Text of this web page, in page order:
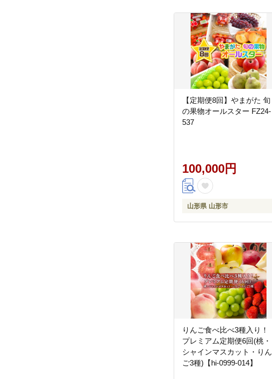
【定期便8回】やまがた 旬
の果物オールスター FZ24-
537
100,000円
山形県 山形市
りんご食べ比べ3種入り！
プレミアム定期便6回(桃・
シャインマスカット・りん
ご3種)【hi-0999-014】